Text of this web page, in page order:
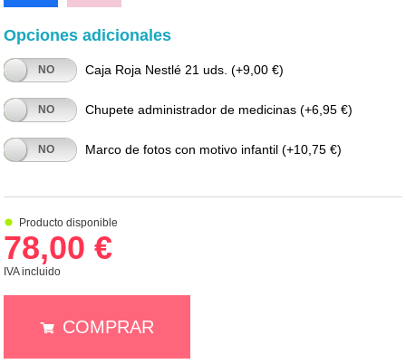
Opciones adicionales
NO Caja Roja Nestlé 21 uds. (+9,00 €)
NO Chupete administrador de medicinas (+6,95 €)
NO Marco de fotos con motivo infantil (+10,75 €)
Producto disponible
78,00 €
IVA incluido
COMPRAR